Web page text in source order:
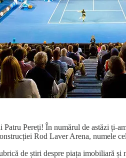
Pereți! În numărul de astăzi ți-
Rod Laver Arena, numele
de știri despre piața imobiliară